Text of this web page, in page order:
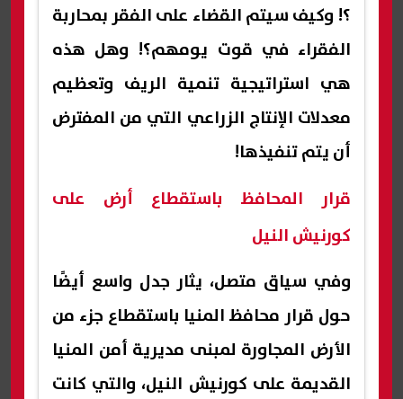
؟! وكيف سيتم القضاء على الفقر بمحاربة
الفقراء في قوت يومهم؟! وهل هذه
هي استراتيجية تنمية الريف وتعظيم
معدلات الإنتاج الزراعي التي من المفترض
أن يتم تنفيذها!
قرار المحافظ باستقطاع أرض على
كورنيش النيل
وفي سياق متصل، يثار جدل واسع أيضًا
حول قرار محافظ المنيا باستقطاع جزء من
الأرض المجاورة لمبنى مديرية أمن المنيا
القديمة على كورنيش النيل، والتي كانت